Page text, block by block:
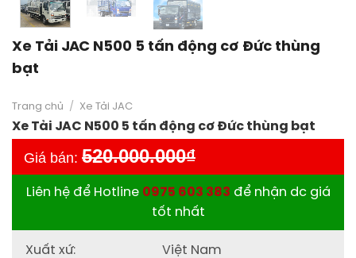
Xe Tải JAC N500 5 tấn động cơ Đức thùng
bạt
Trang chủ / Xe Tải JAC
Xe Tải JAC N500 5 tấn động cơ Đức thùng bạt
Giá bán: 520.000.000₫
Liên hệ để Hotline 0975 603 383 để nhận dc giá
tốt nhất
Xuất xứ: Việt Nam